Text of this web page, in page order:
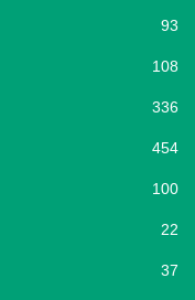
93
108
336
454
100
22
37